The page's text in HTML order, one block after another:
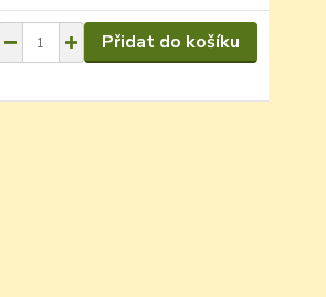
Přidat do košíku